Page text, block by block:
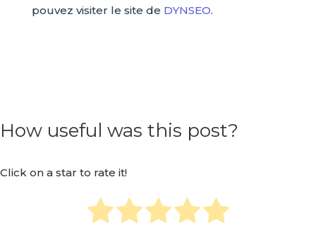
pouvez visiter le site de DYNSEO.
How useful was this post?
Click on a star to rate it!